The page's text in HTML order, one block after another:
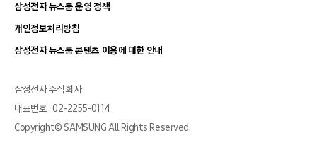
삼성전자 뉴스룸 운영 정책
개인정보처리방침
삼성전자 뉴스룸 콘텐츠 이용에 대한 안내
삼성전자 주식회사
대표번호 : 02-2255-0114
Copyright© SAMSUNG All Rights Reserved.